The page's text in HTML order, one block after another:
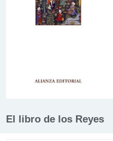
El libro de los Reyes